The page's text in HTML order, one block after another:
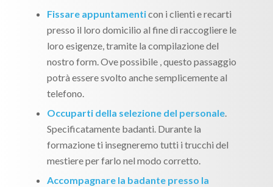
Fissare appuntamenticon i clienti e recarti
presso il loro domicilio al fine di raccogliere le
loro esigenze, tramite la compilazione del
nostro form. Ove possibile , questo passaggio
potrà essere svolto anche semplicemente al
telefono.
Occuparti della selezione del personale.
Specificatamente badanti. Durante la
formazione ti insegneremo tutti i trucchi del
mestiere per farlo nel modo corretto.
Accompagnare la badante presso la